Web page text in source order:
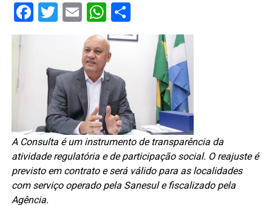
Facebook
Twitter
EmailWhatsApp
Share
A Consulta é um instrumento de transparência da
atividade regulatória e de participação social. O reajuste é
previsto em contrato e será válido para as localidades
com serviço operado pela Sanesul e fiscalizado pela
Agência.